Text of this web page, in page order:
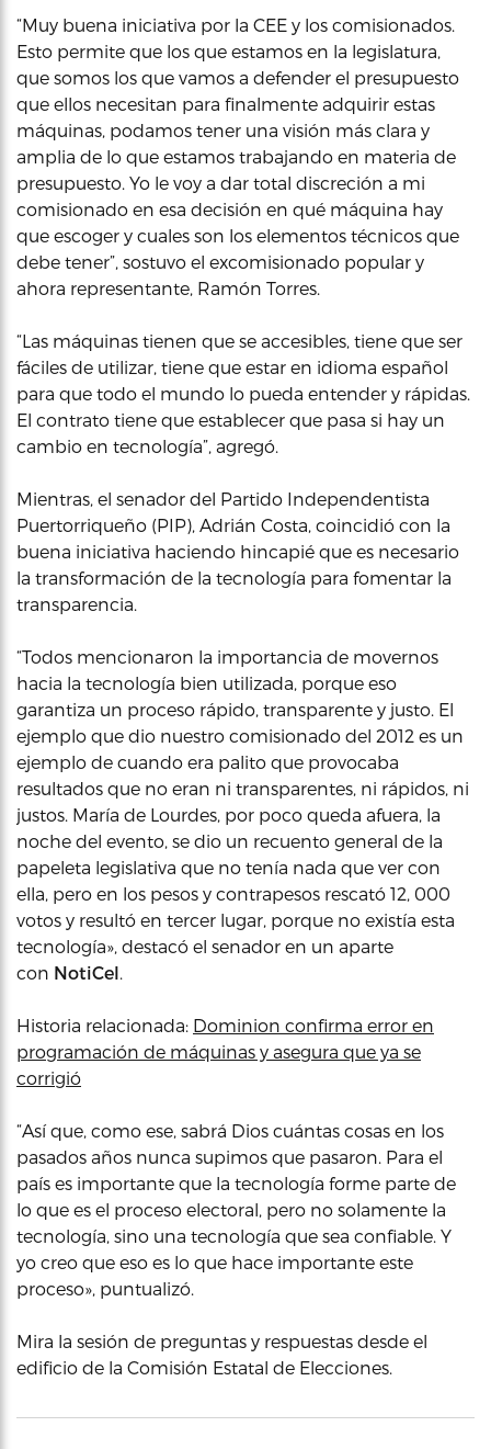
“Muy buena iniciativa por la CEE y los comisionados.
Esto permite que los que estamos en la legislatura,
que somos los que vamos a defender el presupuesto
que ellos necesitan para finalmente adquirir estas
máquinas, podamos tener una visión más clara y
amplia de lo que estamos trabajando en materia de
presupuesto. Yo le voy a dar total discreción a mi
comisionado en esa decisión en qué máquina hay
que escoger y cuales son los elementos técnicos que
debe tener”, sostuvo el excomisionado popular y
ahora representante, Ramón Torres.
“Las máquinas tienen que se accesibles, tiene que ser
fáciles de utilizar, tiene que estar en idioma español
para que todo el mundo lo pueda entender y rápidas.
El contrato tiene que establecer que pasa si hay un
cambio en tecnología”, agregó.
Mientras, el senador del Partido Independentista
Puertorriqueño (PIP), Adrián Costa, coincidió con la
buena iniciativa haciendo hincapié que es necesario
la transformación de la tecnología para fomentar la
transparencia.
“Todos mencionaron la importancia de movernos
hacia la tecnología bien utilizada, porque eso
garantiza un proceso rápido, transparente y justo. El
ejemplo que dio nuestro comisionado del 2012 es un
ejemplo de cuando era palito que provocaba
resultados que no eran ni transparentes, ni rápidos, ni
justos. María de Lourdes, por poco queda afuera, la
noche del evento, se dio un recuento general de la
papeleta legislativa que no tenía nada que ver con
ella, pero en los pesos y contrapesos rescató 12, 000
votos y resultó en tercer lugar, porque no existía esta
tecnología», destacó el senador en un aparte
con NotiCel.
Historia relacionada: Dominion confirma error en
programación de máquinas y asegura que ya se
corrigió
“Así que, como ese, sabrá Dios cuántas cosas en los
pasados años nunca supimos que pasaron. Para el
país es importante que la tecnología forme parte de
lo que es el proceso electoral, pero no solamente la
tecnología, sino una tecnología que sea confiable. Y
yo creo que eso es lo que hace importante este
proceso», puntualizó.
Mira la sesión de preguntas y respuestas desde el
edificio de la Comisión Estatal de Elecciones.